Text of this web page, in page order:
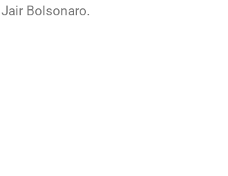
Bolsonaro.